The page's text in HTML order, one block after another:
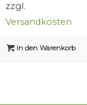
zzgl.
Versandkosten
In den Warenkorb